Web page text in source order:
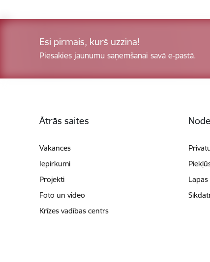
Esi pirmais, kurš uzzina!
Piesakies jaunumu saņemšanai savā e-pastā.
Ātrās saites
Vakances
Iepirkumi
Projekti
Foto un video
Krīzes vadības centrs